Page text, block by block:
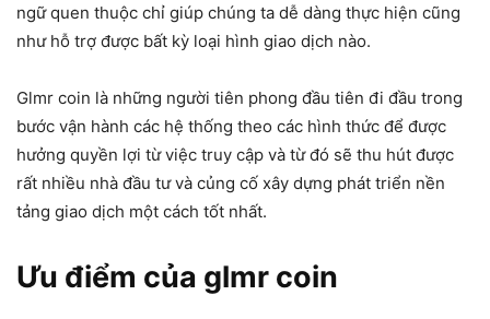
ngữ quen thuộc chỉ giúp chúng ta dễ dàng thực hiện cũng
như hỗ trợ được bất kỳ loại hình giao dịch nào.
Glmr coin là những người tiên phong đầu tiên đi đầu trong
bước vận hành các hệ thống theo các hình thức để được
hưởng quyền lợi từ việc truy cập và từ đó sẽ thu hút được
rất nhiều nhà đầu tư và củng cố xây dựng phát triển nền
tảng giao dịch một cách tốt nhất.
Ưu điểm của glmr coin